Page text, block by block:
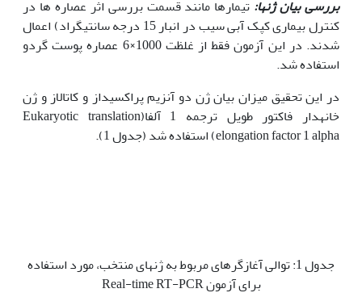
بررسی بیان ژنها: تیمارها مانند قسمت بررسی اثر عصاره ها در
کنترل بیماری کپک آبی سیب در انبار 15 درجه سانتی­گراد) اعمال
شدند. در این آزمون فقط از غلظت 1000×6 عصاره پوست گردو
استفاده شد.
در این تحقیق میزان بیان ژن دو آنزیم پراکسیداز و کاتالاز و ژن
خانه­دار فاکتور طویل ترجمه 1 آلفا(Eukaryotic translation
elongation factor 1 alpha) استفاده شد (جدول 1).
جدول 1: توالی آغازگرهای مربوط به ژن­های منتخب، مورد استفاده
برای آزمون Real-time RT-PCR